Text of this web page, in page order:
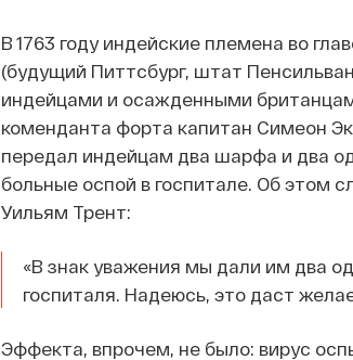
В 1763 году индейские племена во
(будущий Питтсбург, штат
индейцами и осажденными
коменданта форта капитан Симеон
передал индейцам два шарфа и два
больные оспой в госпитале. Об этом
Уильям Трент:
«В знак уважения мы дали им два
госпиталя. Надеюсь, это даст
Эффекта, впрочем, не было: вирус